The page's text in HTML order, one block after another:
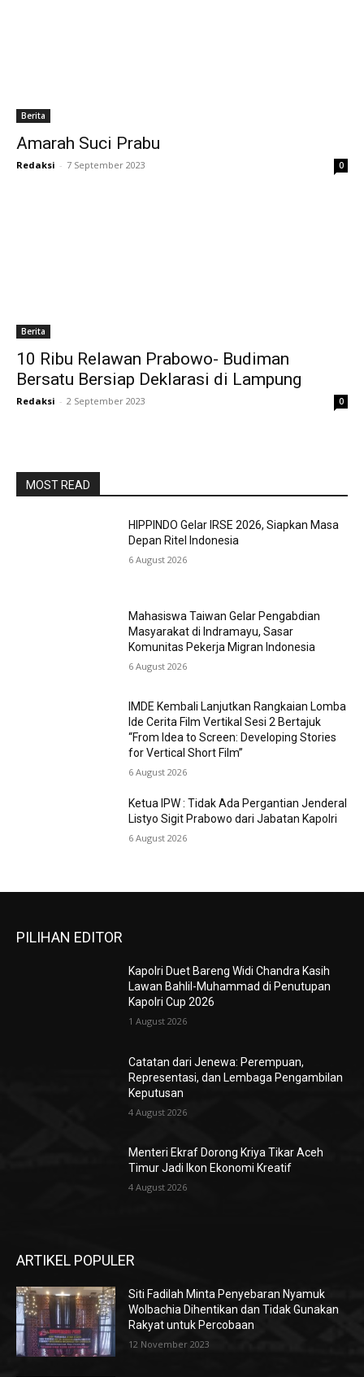
Berita
Amarah Suci Prabu
Redaksi - 7 September 2023 0
Berita
10 Ribu Relawan Prabowo- Budiman
Bersatu Bersiap Deklarasi di Lampung
Redaksi - 2 September 2023 0
MOST READ
HIPPINDO Gelar IRSE 2026, Siapkan Masa
Depan Ritel Indonesia
6 August 2026
Mahasiswa Taiwan Gelar Pengabdian
Masyarakat di Indramayu, Sasar
Komunitas Pekerja Migran Indonesia
6 August 2026
IMDE Kembali Lanjutkan Rangkaian Lomba
Ide Cerita Film Vertikal Sesi 2 Bertajuk
“From Idea to Screen: Developing Stories
for Vertical Short Film”
6 August 2026
Ketua IPW : Tidak Ada Pergantian Jenderal
Listyo Sigit Prabowo dari Jabatan Kapolri
6 August 2026
PILIHAN EDITOR
Kapolri Duet Bareng Widi Chandra Kasih
Lawan Bahlil-Muhammad di Penutupan
Kapolri Cup 2026
1 August 2026
Catatan dari Jenewa: Perempuan,
Representasi, dan Lembaga Pengambilan
Keputusan
4 August 2026
Menteri Ekraf Dorong Kriya Tikar Aceh
Timur Jadi Ikon Ekonomi Kreatif
4 August 2026
ARTIKEL POPULER
Siti Fadilah Minta Penyebaran Nyamuk
Wolbachia Dihentikan dan Tidak Gunakan
Rakyat untuk Percobaan
12 November 2023